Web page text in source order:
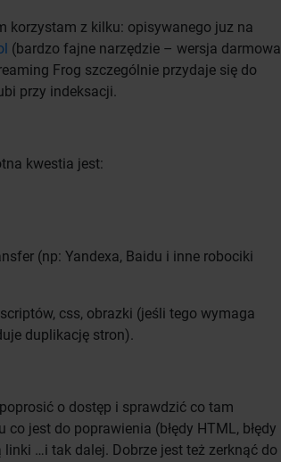
korzystam z kilku: opisywanego juz na
(bardzo fajne narzędzie – wersja darmowa
Frog szczególnie przydaje się do
przy indeksacji.
kwestia jest:
(np: Yandexa, Baidu i inne robociki
css, obrazki (jeśli tego wymaga
duplikację stron).
o dostęp i sprawdzić co tam
jest do poprawienia (błędy HTML, błędy
…i tak dalej. Dobrze jest też zerknąć do